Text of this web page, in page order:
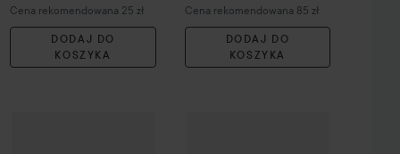
Cena rekomendowana 25 zł
Zalecana cena 25 zł
DODAJ DO
KOSZYKA
Cena rekomendowana 85 zł
Zalecana cena 85 zł
DODAJ DO
KOSZYKA